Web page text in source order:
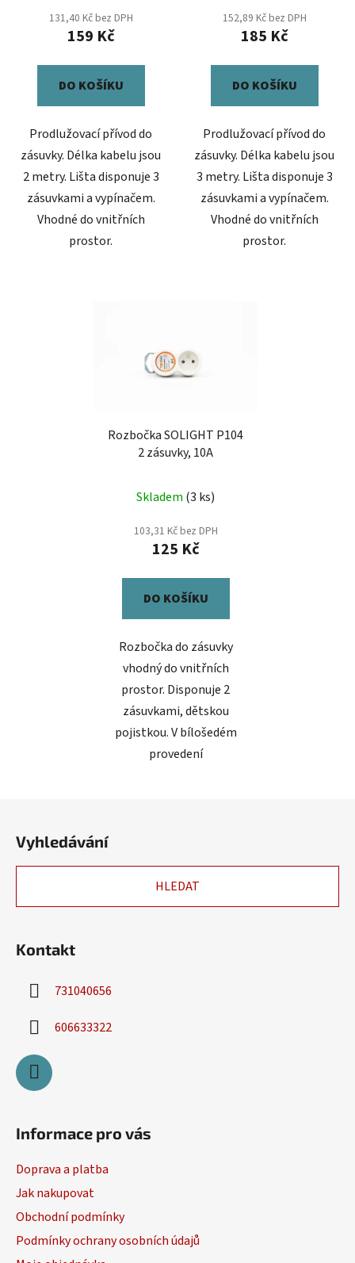
131,40 Kč bez DPH
159 Kč
DO KOŠÍKU
Prodlužovací přívod do
zásuvky. Délka kabelu jsou
2 metry. Lišta disponuje 3
zásuvkami a vypínačem.
Vhodné do vnitřních
prostor.
152,89 Kč bez DPH
185 Kč
DO KOŠÍKU
Prodlužovací přívod do
zásuvky. Délka kabelu jsou
3 metry. Lišta disponuje 3
zásuvkami a vypínačem.
Vhodné do vnitřních
prostor.
Rozbočka SOLIGHT P104
2 zásuvky, 10A
Skladem (3 ks)
103,31 Kč bez DPH
125 Kč
DO KOŠÍKU
Rozbočka do zásuvky
vhodný do vnitřních
prostor. Disponuje 2
zásuvkami, dětskou
pojistkou. V bílošedém
provedení
Vyhledávání
HLEDAT
Kontakt
731040656
606633322
Informace pro vás
Doprava a platba
Jak nakupovat
Obchodní podmínky
Podmínky ochrany osobních údajů